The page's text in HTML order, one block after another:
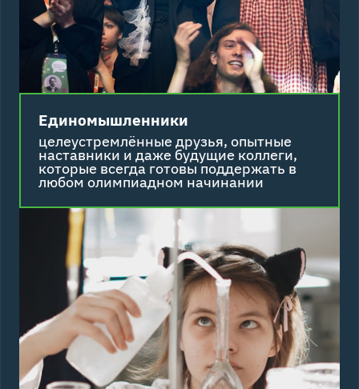
Единомышленники
целеустремлённые друзья, опытные
наставники и даже будущие коллеги,
которые всегда готовы поддержать в
любом олимпиадном начинании